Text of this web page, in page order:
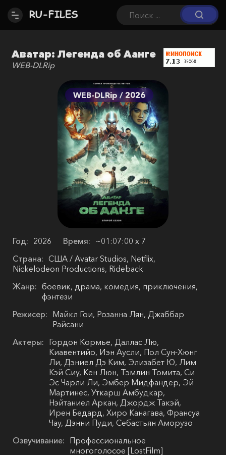
Аватар: Легенда об Аанге
WEB-DLRip
WEB-DLRip / 2026
Год: 2026 Время: ~01:07:00 х 7
Страна: США / Avatar Studios, Netflix,
Nickelodeon Productions, Rideback
Жанр: боевик, драма, комедия, приключения,
фэнтези
Режисер: Майкл Гои, Розанна Лян, Джаббар
Райсани
Актеры: Гордон Кормье, Даллас Лю,
Киавентийо, Иэн Аусли, Пол Сун-Хюнг
Ли, Дэниел Дэ Ким, Элизабет Ю, Лим
Кэй Сиу, Кен Люн, Тэмлин Томита, Си
Эс Чарли Ли, Эмбер Мидфандер, Эй
Мартинес, Уткарш Амбудкар,
Нэйтаниел Аркан, Джордж Такэй,
Ирен Бедард, Хиро Канагава, Франсуа
Чау, Дэнни Пуди, Себастьян Аморузо
Озвучивание: Профессиональное
многоголосое [LostFilm]